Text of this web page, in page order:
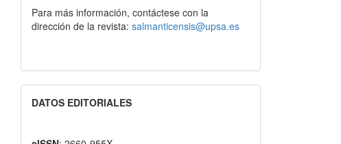
Para más información, contáctese con la
dirección de la revista: salmanticensis@upsa.es
DATOS EDITORIALES